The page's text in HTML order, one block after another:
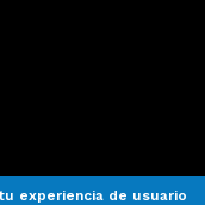
experiencia de usuario